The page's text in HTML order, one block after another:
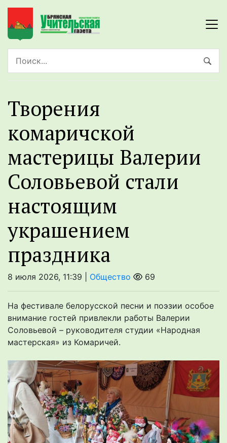
Творения
комаричской
мастерицы Валерии
Соловьевой стали
настоящим
украшением
праздника
8 июля 2026, 11:39 | Общество 69
На фестивале белорусской песни и поэзии особое
внимание гостей привлекли работы Валерии
Соловьевой – руководителя студии «Народная
мастерская» из Комаричей.